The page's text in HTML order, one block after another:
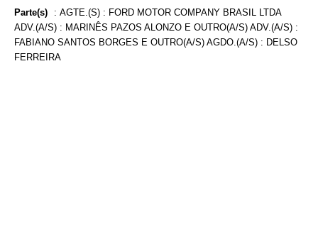
Parte(s) : AGTE.(S) : FORD MOTOR COMPANY BRASIL LTDA
ADV.(A/S) : MARINÊS PAZOS ALONZO E OUTRO(A/S) ADV.(A/S) :
FABIANO SANTOS BORGES E OUTRO(A/S) AGDO.(A/S) : DELSO
FERREIRA